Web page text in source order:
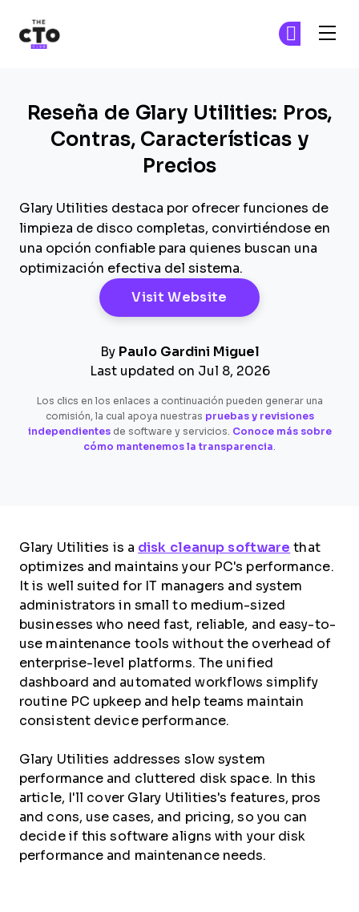
Reseña de Glary Utilities: Pros,
Contras, Características y
Precios
Glary Utilities destaca por ofrecer funciones de
limpieza de disco completas, convirtiéndose en
una opción confiable para quienes buscan una
optimización efectiva del sistema.
Visit Website Opens New
By Paulo Gardini Miguel
Last updated on Jul 8, 2026
Los clics en los enlaces a continuación pueden generar una
comisión, la cual apoya nuestras pruebas y revisiones
independientesde software y servicios. Conoce más sobre
cómo mantenemos la transparencia.
Glary Utilities is a disk cleanup software that
optimizes and maintains your PC's performance.
It is well suited for IT managers and system
administrators in small to medium-sized
businesses who need fast, reliable, and easy-to-
use maintenance tools without the overhead of
enterprise-level platforms. The unified
dashboard and automated workflows simplify
routine PC upkeep and help teams maintain
consistent device performance.
Glary Utilities addresses slow system
performance and cluttered disk space. In this
article, I'll cover Glary Utilities's features, pros
and cons, use cases, and pricing, so you can
decide if this software aligns with your disk
performance and maintenance needs.